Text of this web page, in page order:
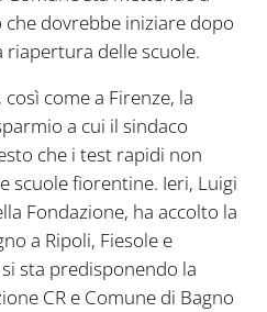
dovrebbe iniziare dopo
riapertura delle scuole.
come a Firenze, la
a cui il sindaco
che i test rapidi non
scuole fiorentine. Ieri, Luigi
Fondazione, ha accolto la
a Ripoli, Fiesole e
sta predisponendo la
CR e Comune di Bagno